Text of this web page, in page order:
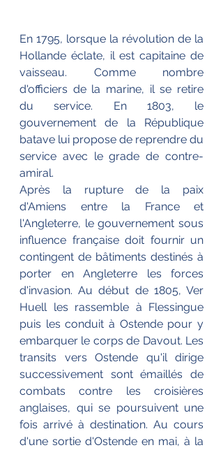
En 1795, lorsque la révolution de la
Hollande éclate, il est capitaine de
vaisseau. Comme nombre
d'officiers de la marine, il se retire
du service. En 1803, le
gouvernement de la République
batave lui propose de reprendre du
service avec le grade de contre-
amiral.
Après la rupture de la paix
d'Amiens entre la France et
l'Angleterre, le gouvernement sous
influence française doit fournir un
contingent de bâtiments destinés à
porter en Angleterre les forces
d'invasion. Au début de 1805, Ver
Huell les rassemble à Flessingue
puis les conduit à Ostende pour y
embarquer le corps de Davout. Les
transits vers Ostende qu'il dirige
successivement sont émaillés de
combats contre les croisières
anglaises, qui se poursuivent une
fois arrivé à destination. Au cours
d'une sortie d'Ostende en mai, à la